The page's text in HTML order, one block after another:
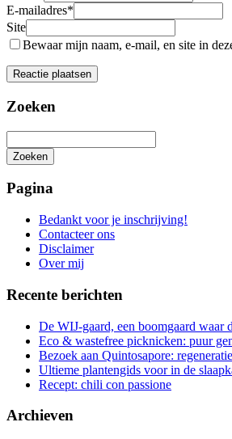
E-mailadres*
Site
Bewaar mijn naam, e-mail, en site in
Zoeken
Zoeken
zoeken
Pagina
Bedankt voor je inschrijving!
Contacteer ons
Disclaimer
Over mij
Recente berichten
De WIJ-gaard, een boomgaard waar
Eco & wastefree picknicken: puur
Bezoek aan Quintosapore:
Ultieme plantengids voor in de
Recept: chili con passione
Archieven